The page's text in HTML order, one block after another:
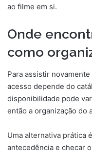
ao filme em si.
Onde
como
Para assistir
acesso depende do
disponibilidade pode
então a organização do
Uma alternativa prática
antecedência e checar